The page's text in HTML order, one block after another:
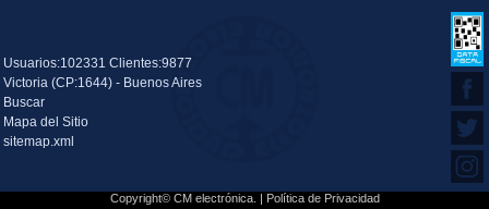
Usuarios:102331 Clientes:9877
Victoria (CP:1644) - Buenos Aires
Buscar
Mapa del Sitio
sitemap.xml
Copyright© CM electrónica. | Política de Privacidad